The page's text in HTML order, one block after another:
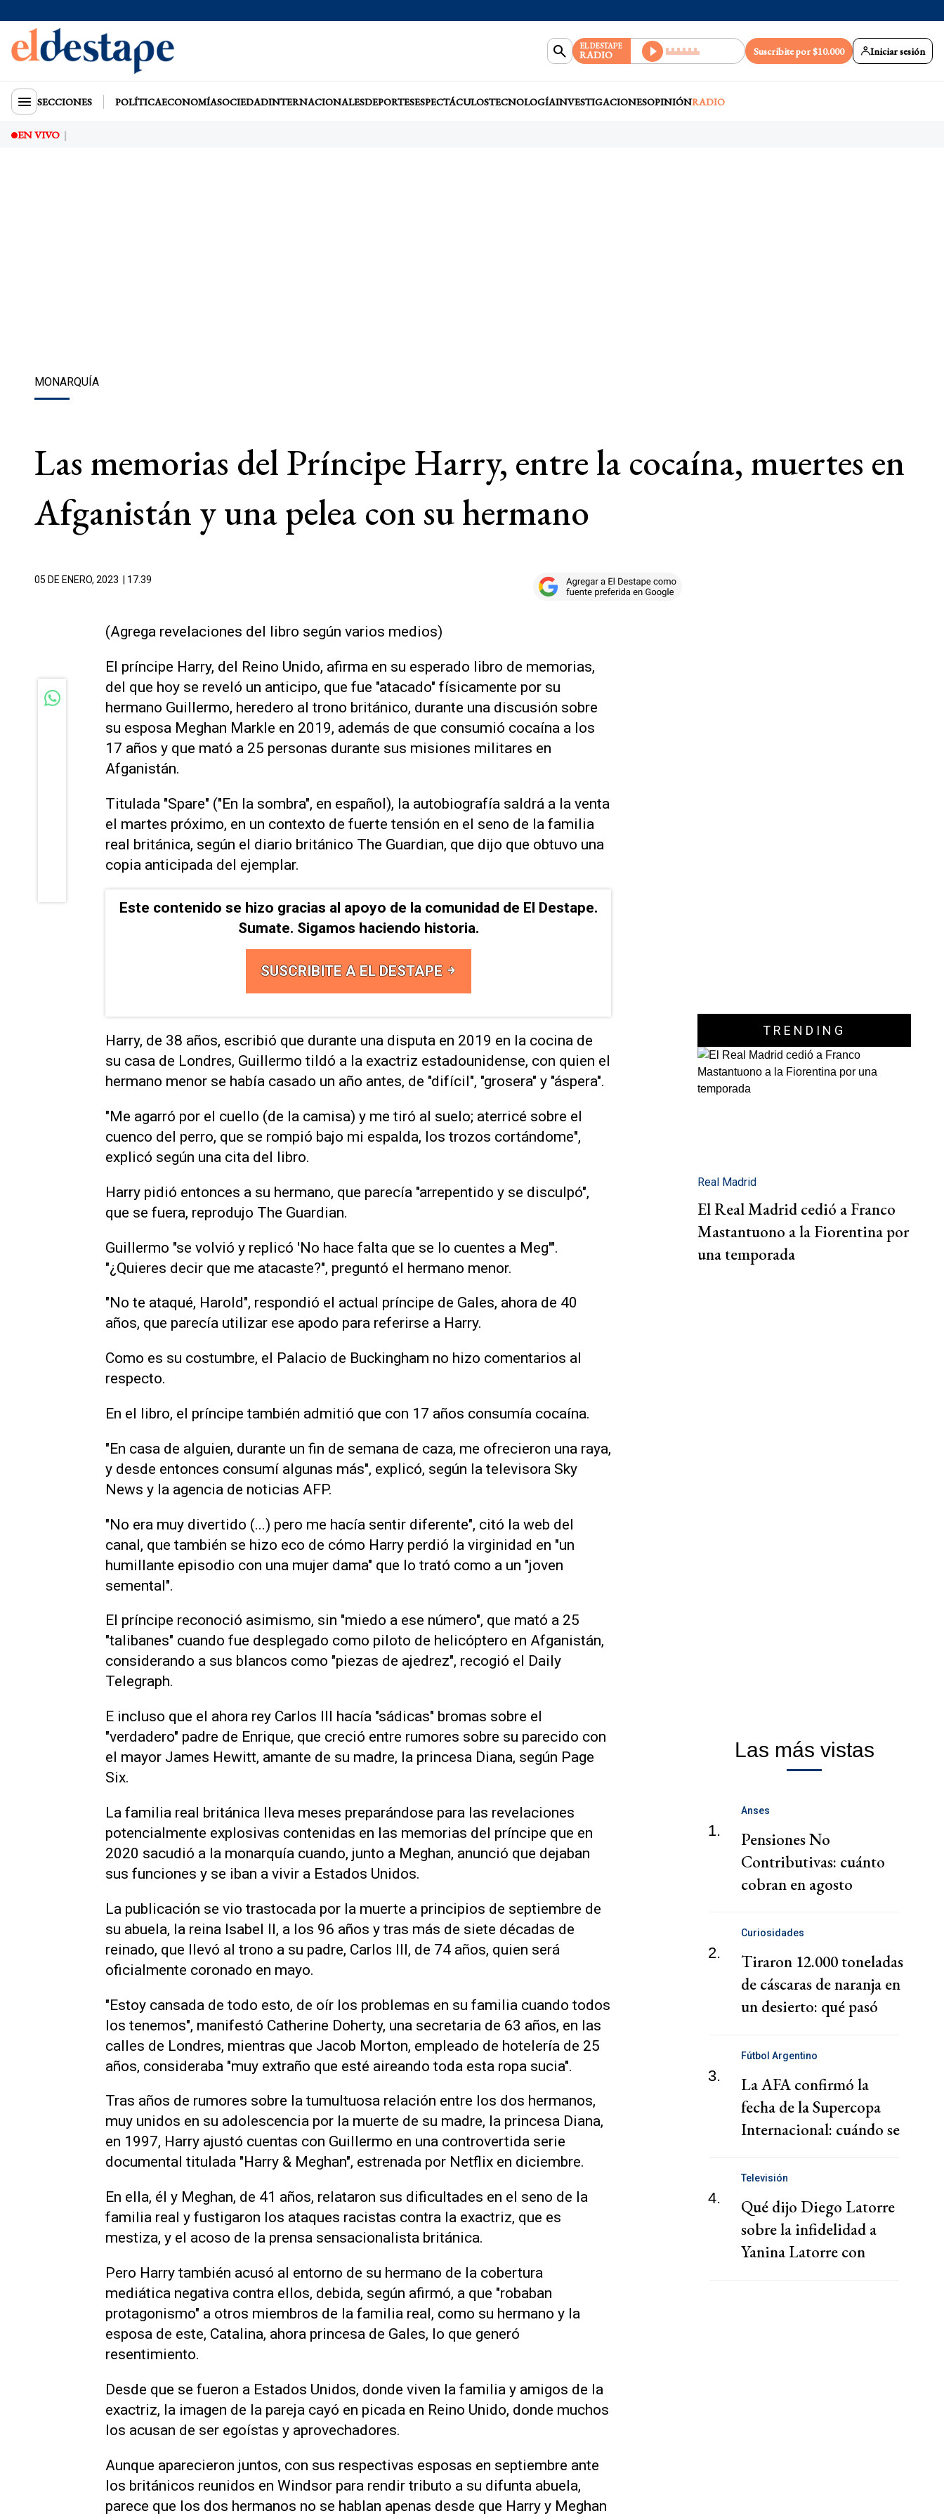
EL DESTAPE
RADIO Suscribite por $10.000 Iniciar sesión
SECCIONES POLÍTICAECONOMÍASOCIEDADINTERNACIONALESDEPORTESESPECTÁCULOSTECNOLOGÍAINVESTIGACIONESOPINIÓNRADIO
EN VIVO
MONARQUÍA
Las memorias del Príncipe Harry, entre la cocaína, muertes en
Afganistán y una pelea con su hermano
05 DE ENERO, 2023 | 17.39
(Agrega revelaciones del libro según varios medios)
El príncipe Harry, del Reino Unido, afirma en su esperado libro de memorias,
del que hoy se reveló un anticipo, que fue "atacado" físicamente por su
hermano Guillermo, heredero al trono británico, durante una discusión sobre
su esposa Meghan Markle en 2019, además de que consumió cocaína a los
17 años y que mató a 25 personas durante sus misiones militares en
Afganistán.
Titulada "Spare" ("En la sombra", en español), la autobiografía saldrá a la venta
el martes próximo, en un contexto de fuerte tensión en el seno de la familia
real británica, según el diario británico The Guardian, que dijo que obtuvo una
copia anticipada del ejemplar.
Este contenido se hizo gracias al apoyo de la comunidad de El Destape.
Sumate. Sigamos haciendo historia.
SUSCRIBITE A EL DESTAPE
Harry, de 38 años, escribió que durante una disputa en 2019 en la cocina de
su casa de Londres, Guillermo tildó a la exactriz estadounidense, con quien el
hermano menor se había casado un año antes, de "difícil", "grosera" y "áspera".
"Me agarró por el cuello (de la camisa) y me tiró al suelo; aterricé sobre el
cuenco del perro, que se rompió bajo mi espalda, los trozos cortándome",
explicó según una cita del libro.
Harry pidió entonces a su hermano, que parecía "arrepentido y se disculpó",
que se fuera, reprodujo The Guardian.
Guillermo "se volvió y replicó 'No hace falta que se lo cuentes a Meg'".
"¿Quieres decir que me atacaste?", preguntó el hermano menor.
"No te ataqué, Harold", respondió el actual príncipe de Gales, ahora de 40
años, que parecía utilizar ese apodo para referirse a Harry.
Como es su costumbre, el Palacio de Buckingham no hizo comentarios al
respecto.
En el libro, el príncipe también admitió que con 17 años consumía cocaína.
"En casa de alguien, durante un fin de semana de caza, me ofrecieron una raya,
y desde entonces consumí algunas más", explicó, según la televisora Sky
News y la agencia de noticias AFP.
"No era muy divertido (...) pero me hacía sentir diferente", citó la web del
canal, que también se hizo eco de cómo Harry perdió la virginidad en "un
humillante episodio con una mujer dama" que lo trató como a un "joven
semental".
El príncipe reconoció asimismo, sin "miedo a ese número", que mató a 25
"talibanes" cuando fue desplegado como piloto de helicóptero en Afganistán,
considerando a sus blancos como "piezas de ajedrez", recogió el Daily
Telegraph.
E incluso que el ahora rey Carlos III hacía "sádicas" bromas sobre el
"verdadero" padre de Enrique, que creció entre rumores sobre su parecido con
el mayor James Hewitt, amante de su madre, la princesa Diana, según Page
Six.
La familia real británica lleva meses preparándose para las revelaciones
potencialmente explosivas contenidas en las memorias del príncipe que en
2020 sacudió a la monarquía cuando, junto a Meghan, anunció que dejaban
sus funciones y se iban a vivir a Estados Unidos.
La publicación se vio trastocada por la muerte a principios de septiembre de
su abuela, la reina Isabel II, a los 96 años y tras más de siete décadas de
reinado, que llevó al trono a su padre, Carlos III, de 74 años, quien será
oficialmente coronado en mayo.
"Estoy cansada de todo esto, de oír los problemas en su familia cuando todos
los tenemos", manifestó Catherine Doherty, una secretaria de 63 años, en las
calles de Londres, mientras que Jacob Morton, empleado de hotelería de 25
años, consideraba "muy extraño que esté aireando toda esta ropa sucia".
Tras años de rumores sobre la tumultuosa relación entre los dos hermanos,
muy unidos en su adolescencia por la muerte de su madre, la princesa Diana,
en 1997, Harry ajustó cuentas con Guillermo en una controvertida serie
documental titulada "Harry & Meghan", estrenada por Netflix en diciembre.
En ella, él y Meghan, de 41 años, relataron sus dificultades en el seno de la
familia real y fustigaron los ataques racistas contra la exactriz, que es
mestiza, y el acoso de la prensa sensacionalista británica.
Pero Harry también acusó al entorno de su hermano de la cobertura
mediática negativa contra ellos, debida, según afirmó, a que "robaban
protagonismo" a otros miembros de la familia real, como su hermano y la
esposa de este, Catalina, ahora princesa de Gales, lo que generó
resentimiento.
Desde que se fueron a Estados Unidos, donde viven la familia y amigos de la
exactriz, la imagen de la pareja cayó en picada en Reino Unido, donde muchos
los acusan de ser egoístas y aprovechadores.
Aunque aparecieron juntos, con sus respectivas esposas en septiembre ante
los británicos reunidos en Windsor para rendir tributo a su difunta abuela,
parece que los dos hermanos no se hablan apenas desde que Harry y Meghan
TRENDING
Real Madrid
El Real Madrid cedió a Franco
Mastantuono a la Fiorentina por
una temporada
Las más vistas
1.
Anses
Pensiones No
Contributivas: cuánto
cobran en agosto
2.
Curiosidades
Tiraron 12.000 toneladas
de cáscaras de naranja en
un desierto: qué pasó
3.
Fútbol Argentino
La AFA confirmó la
fecha de la Supercopa
Internacional: cuándo se
4.
Televisión
Qué dijo Diego Latorre
sobre la infidelidad a
Yanina Latorre con